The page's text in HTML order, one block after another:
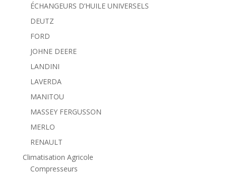
ÉCHANGEURS D’HUILE UNIVERSELS
DEUTZ
FORD
JOHNE DEERE
LANDINI
LAVERDA
MANITOU
MASSEY FERGUSSON
MERLO
RENAULT
Climatisation Agricole
Compresseurs